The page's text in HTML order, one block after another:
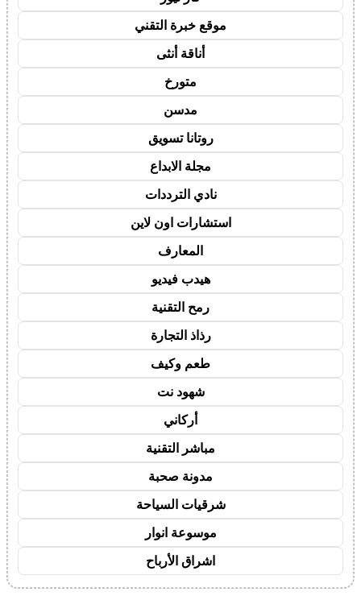
موقع خبرة التقني
أناقة أنثى
متورخ
مدسن
روتانا تسويق
مجلة الابداع
نادي الترددات
استشارات اون لاين
المعارف
هيدب فيديو
رمح التقنية
رذاذ التجارة
طعم وكيف
شهود نت
أركاني
مباشر التقنية
مدونة صحبة
شرقيات السياحة
موسوعة انوار
اشراق الأرباح